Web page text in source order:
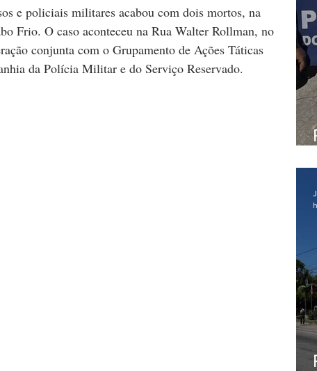
e policiais militares acabou com dois mortos, na
Frio. O caso aconteceu na Rua Walter Rollman, no
conjunta com o Grupamento de Ações Táticas
da Polícia Militar e do Serviço Reservado.